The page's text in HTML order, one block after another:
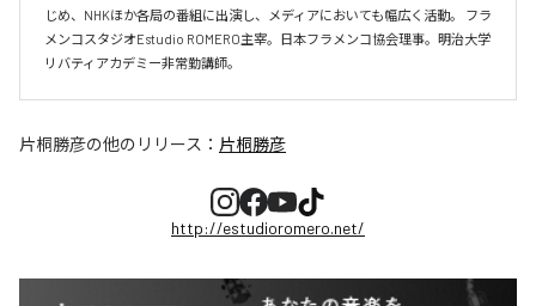
じめ、NHKほか各局の番組に出演し、メディアにおいても幅広く活動。 フラ
メンコスタジオEstudio ROMERO主宰。日本フラメンコ協会理事。明治大学
リバティアカデミー非常勤講師。
片桐勝彦の他のリリース： 片桐勝彦
http://estudioromero.net/